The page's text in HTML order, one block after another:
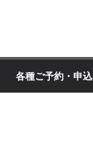
各種ご予約・申